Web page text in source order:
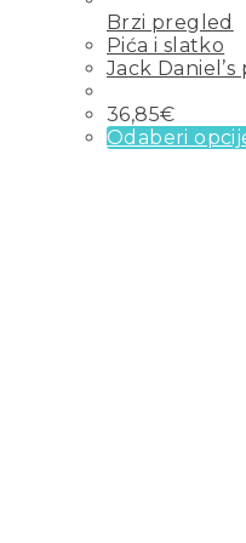
Brzi pregled
Pića i slatko
Jack
36,85€
Odaberi